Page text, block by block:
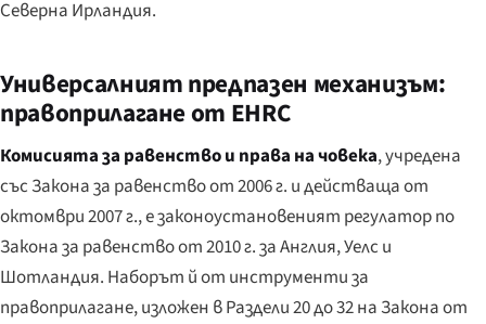
Северна Ирландия.
Универсалният предпазен механизъм:
правоприлагане от EHRC
Комисията за равенство и права на човека, учредена
със Закона за равенство от 2006 г. и действаща от
октомври 2007 г., е законоустановеният регулатор по
Закона за равенство от 2010 г. за Англия, Уелс и
Шотландия. Наборът й от инструменти за
правоприлагане, изложен в Раздели 20 до 32 на Закона от